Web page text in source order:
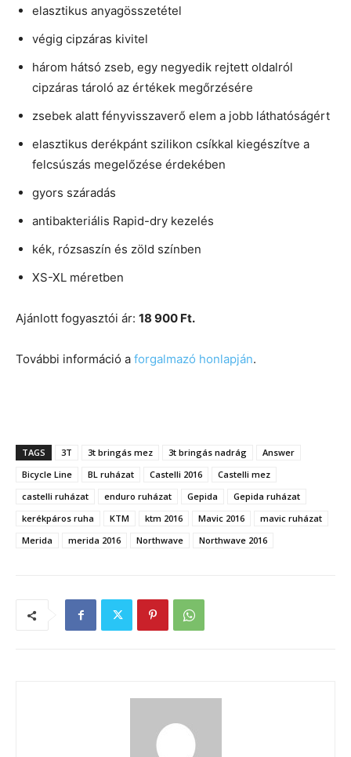
elasztikus anyagösszetétel
végig cipzáras kivitel
három hátsó zseb, egy negyedik rejtett oldalról
cipzáras tároló az értékek megőrzésére
zsebek alatt fényvisszaverő elem a jobb láthatóságért
elasztikus derékpánt szilikon csíkkal kiegészítve a
felcsúszás megelőzése érdekében
gyors száradás
antibakteriális Rapid-dry kezelés
kék, rózsaszín és zöld színben
XS-XL méretben
Ajánlott fogyasztói ár: 18 900 Ft.
További információ a forgalmazó honlapján.
TAGS 3T 3t bringás mez 3t bringás nadrág
Answer
Bicycle Line
BL ruházat Castelli 2016
Castelli mez
castelli ruházat
enduro ruházat Gepida
Gepida ruházat
kerékpáros ruha
KTM ktm 2016 Mavic 2016
mavic ruházat
Merida
merida 2016 Northwave Northwave 2016